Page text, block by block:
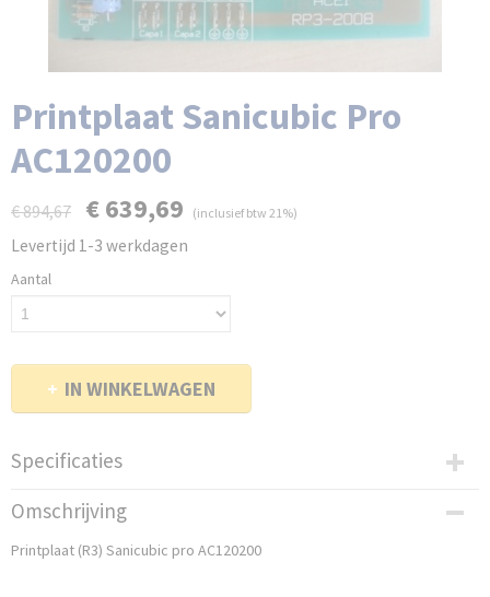
Printplaat Sanicubic Pro
AC120200
€ 894,67 € 639,69 (inclusief btw 21%)
Levertijd 1-3 werkdagen
Aantal
IN WINKELWAGEN
Specificaties
Productcode leverancier
AC120200
Omschrijving
Printplaat (R3) Sanicubic pro AC120200